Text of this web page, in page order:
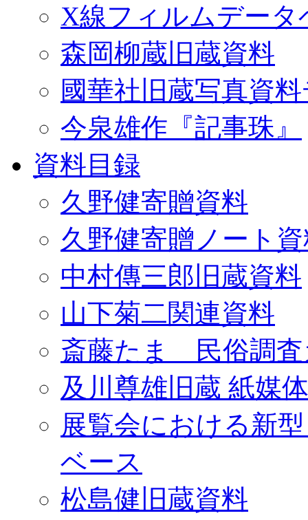
X線フィルムデータ
森岡柳蔵旧蔵資料
國華社旧蔵写真資
今泉雄作『記事珠』
資料目録
久野健寄贈資料
久野健寄贈ノート
中村傳三郎旧蔵資料
山下菊二関連資料
斎藤たま 民俗調査
及川尊雄旧蔵 紙媒
展覧会における新
ベース
松島健旧蔵資料